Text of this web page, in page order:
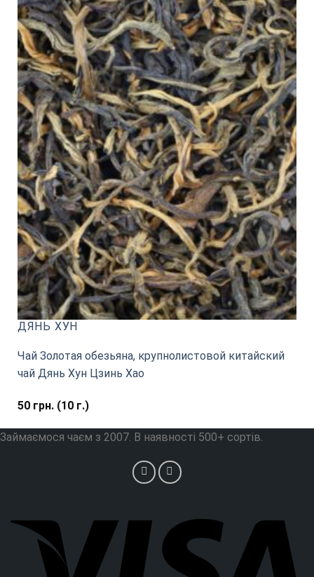
ДЯНЬ ХУН
Чай Золотая обезьяна, крупнолистовой китайский
чай Дянь Хун Цзинь Хао
50грн.(10 г.)
Займаємося чаєм з 2007. В наявності 500+ сортів.